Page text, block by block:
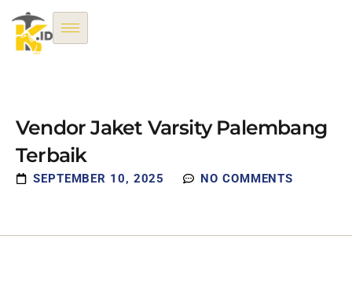
Vendor Jaket Varsity Palembang
Terbaik
SEPTEMBER 10, 2025 NO COMMENTS